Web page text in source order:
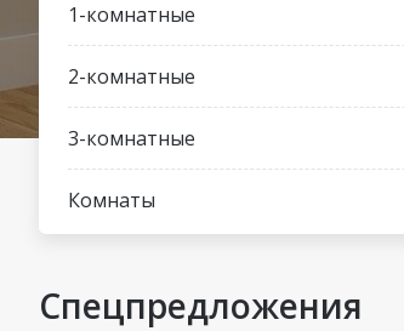
1-комнатные
2-комнатные
3-комнатные
Комнаты
Спецпредложения